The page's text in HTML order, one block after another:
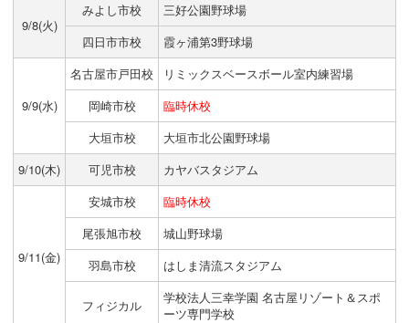
9/8(火)
みよし市校
三好公園野球場
四日市市校
霞ヶ浦第3野球場
9/9(水)
名古屋市戸田校
リミックスベースボール室内練習場
岡崎市校
臨時休校
大垣市校
大垣市北公園野球場
9/10(木)
可児市校 カヤバスタジアム
9/11(金)
安城市校
臨時休校
尾張旭市校
城山野球場
羽島市校
はしま清流スタジアム
フィジカル
学校法人三幸学園 名古屋リゾート＆スポ
ーツ専門学校